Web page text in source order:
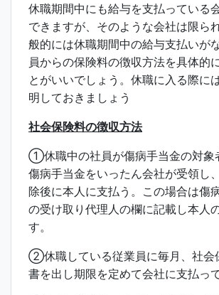
休職期間中にも給与を支払っている
できますが、そのような会社は限ら
般的には休職期間中の給与支払いが
員からの保険料の徴収方法を具体的
とがいいでしょう。休職に入る際に
明しておきましょう
社会保険料の徴収方法
①休職中の社員が傷病手当金の対象
傷病手当金をいったん会社が受領し
除後に本人に支払う。この場合は傷
の受け取り代理人の欄に記載し本人
す。
②休職している従業員に毎月、社会
書を出し期限を定めて会社に支払っ